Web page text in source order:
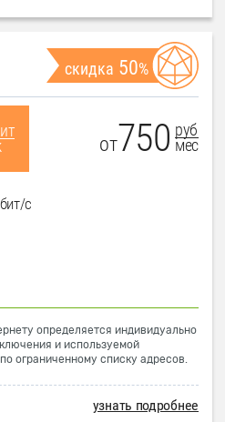
скидка 50%
от750 руб
мес
с
определяется индивидуально
и используемой
ограниченному списку адресов.
узнать подробнее